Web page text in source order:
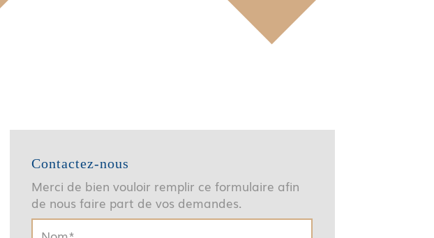
Contactez-nous
Merci de bien vouloir remplir ce formulaire afin
de nous faire part de vos demandes.